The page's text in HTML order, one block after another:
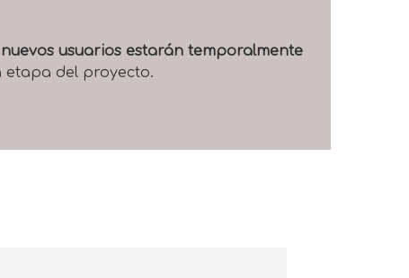
usuarios estarán temporalmente
etapa del proyecto.